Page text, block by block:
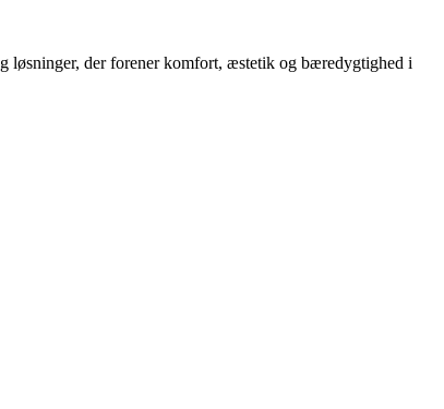
løsninger, der forener komfort, æstetik og bæredygtighed i